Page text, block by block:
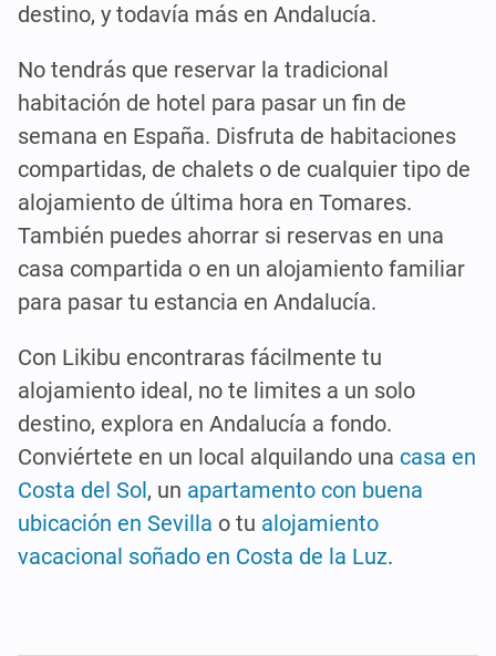
destino, y todavía más en Andalucía.
No tendrás que reservar la tradicional
habitación de hotel para pasar un fin de
semana en España. Disfruta de habitaciones
compartidas, de chalets o de cualquier tipo de
alojamiento de última hora en Tomares.
También puedes ahorrar si reservas en una
casa compartida o en un alojamiento familiar
para pasar tu estancia en Andalucía.
Con Likibu encontraras fácilmente tu
alojamiento ideal, no te limites a un solo
destino, explora en Andalucía a fondo.
Conviértete en un local alquilando una casa en
Costa del Sol, un apartamento con buena
ubicación en Sevilla o tu alojamiento
vacacional soñado en Costa de la Luz.